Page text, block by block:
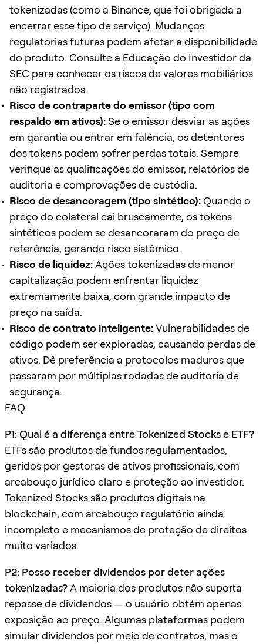
tokenizadas (como a Binance, que foi obrigada a
encerrar esse tipo de serviço). Mudanças
regulatórias futuras podem afetar a disponibilidade
do produto. Consulte a Educação do Investidor da
SEC para conhecer os riscos de valores mobiliários
não registrados.
Risco de contraparte do emissor (tipo com
respaldo em ativos):Se o emissor desviar as ações
em garantia ou entrar em falência, os detentores
dos tokens podem sofrer perdas totais. Sempre
verifique as qualificações do emissor, relatórios de
auditoria e comprovações de custódia.
Risco de desancoragem (tipo sintético):Quando o
preço do colateral cai bruscamente, os tokens
sintéticos podem se desancoraram do preço de
referência, gerando risco sistêmico.
Risco de liquidez:Ações tokenizadas de menor
capitalização podem enfrentar liquidez
extremamente baixa, com grande impacto de
preço na saída.
Risco de contrato inteligente:Vulnerabilidades de
código podem ser exploradas, causando perdas de
ativos. Dê preferência a protocolos maduros que
passaram por múltiplas rodadas de auditoria de
segurança.
FAQ
P1: Qual é a diferença entre Tokenized Stocks e ETF?
ETFs são produtos de fundos regulamentados,
geridos por gestoras de ativos profissionais, com
arcabouço jurídico claro e proteção ao investidor.
Tokenized Stocks são produtos digitais na
blockchain, com arcabouço regulatório ainda
incompleto e mecanismos de proteção de direitos
muito variados.
P2: Posso receber dividendos por deter ações
tokenizadas?A maioria dos produtos não suporta
repasse de dividendos — o usuário obtém apenas
exposição ao preço. Algumas plataformas podem
simular dividendos por meio de contratos, mas o